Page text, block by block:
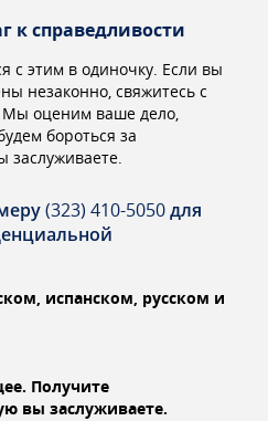
к справедливости
с этим в одиночку. Если вы
незаконно, свяжитесь с
Мы оценим ваше дело,
бороться за
заслуживаете.
(323) 410-5050для
испанском, русском и
Получите
вы заслуживаете.